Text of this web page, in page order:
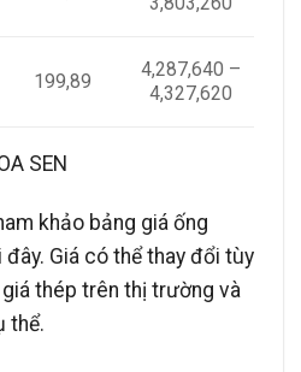
199,89
4,287,640 –
4,327,620
SEN
khảo bảng giá ống
Giá có thể thay đổi tùy
thép trên thị trường và
thể.